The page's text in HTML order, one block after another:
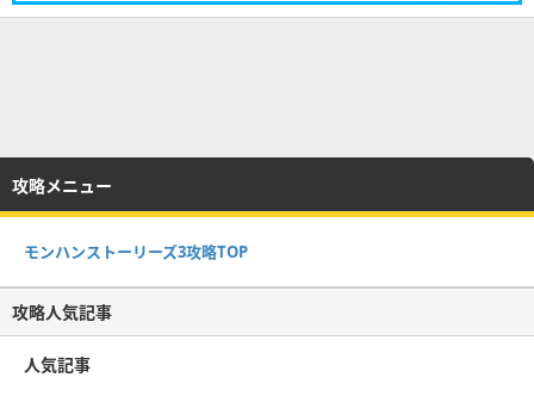
攻略メニュー
モンハンストーリーズ3攻略TOP
攻略人気記事
人気記事